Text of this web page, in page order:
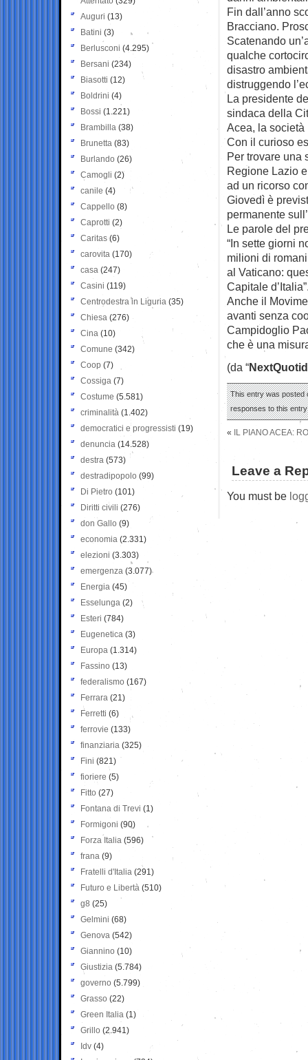
Fin dall’anno
Bracciano.
Scatenando
qualche
disastro
distruggendo
La presidente
sindaca della
Acea, la
Con il curioso
Per trovare una
Regione Lazio
ad un ricorso
Giovedì è
permanente
Le parole del
“In sette giorni
milioni di
al Vaticano:
Capitale
Anche il
avanti senza
Campidoglio
che è una
(da “
This entry was posted
responses to this
« IL PIANO ACEA:
Leave a
You must be
Auguri (13)
Batini (3)
Berlusconi (4.295)
Bersani (234)
Biasotti (12)
Boldrini (4)
Bossi (1.221)
Brambilla (38)
Brunetta (83)
Burlando (26)
Camogli (2)
canile (4)
Cappello (8)
Caprotti (2)
Caritas (6)
carovita (170)
casa (247)
Casini (119)
Centrodestra in Liguria (35)
Chiesa (276)
Cina (10)
Comune (342)
Coop (7)
Cossiga (7)
Costume (5.581)
criminalità (1.402)
democratici e progressisti (19)
denuncia (14.528)
destra (573)
destradipopolo (99)
Di Pietro (101)
Diritti civili (276)
don Gallo (9)
economia (2.331)
elezioni (3.303)
emergenza (3.077)
Energia (45)
Esselunga (2)
Esteri (784)
Eugenetica (3)
Europa (1.314)
Fassino (13)
federalismo (167)
Ferrara (21)
Ferretti (6)
ferrovie (133)
finanziaria (325)
Fini (821)
fioriere (5)
Fitto (27)
Fontana di Trevi (1)
Formigoni (90)
Forza Italia (596)
frana (9)
Fratelli d'Italia (291)
Futuro e Libertà (510)
g8 (25)
Gelmini (68)
Genova (542)
Giannino (10)
Giustizia (5.784)
governo (5.799)
Grasso (22)
Green Italia (1)
Grillo (2.941)
Idv (4)